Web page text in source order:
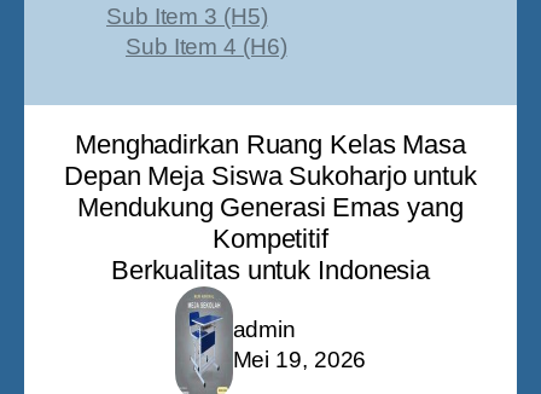
Sub Item 3 (H5)
Sub Item 4 (H6)
Menghadirkan Ruang Kelas Masa
Depan Meja Siswa Sukoharjo untuk
Mendukung Generasi Emas yang
Kompetitif
Berkualitas untuk Indonesia
admin
Mei 19, 2026